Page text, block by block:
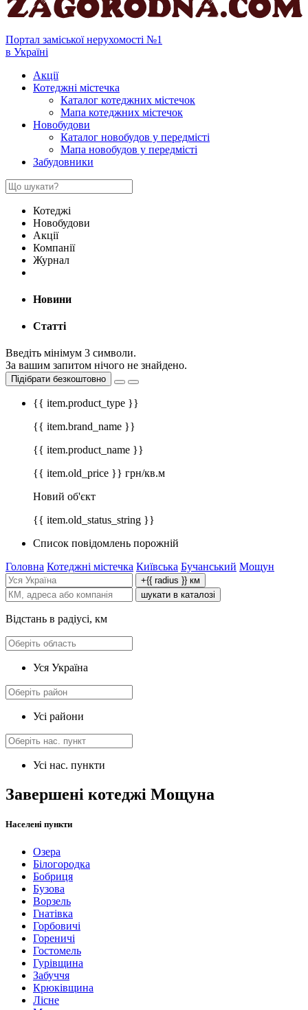
Портал заміської нерухомості №1
в Україні
Акції
Котеджні містечка
Каталог котеджних містечок
Мапа котеджних містечок
Новобудови
Каталог новобудов у передмісті
Мапа новобудов у передмісті
Забудовники
Котеджі
Новобудови
Акції
Компанії
Журнал
Новини
Статті
Введіть мінімум 3 символи.
За вашим запитом нічого не знайдено.
Підібрати безкоштовно
{{ item.product_type }}
{{ item.brand_name }}
{{ item.product_name }}
{{ item.old_price }} грн/кв.м
Новий об'єкт
{{ item.old_status_string }}
Список повідомлень порожній
Головна Котеджні містечка Київська Бучанський Мощун
+{{ radius }} км
шукати в каталозі
Відстань в радіусі, км
Уся Україна
Усі райони
Усі нас. пункти
Завершені котеджі Мощуна
Населені пункти
Озера
Білогородка
Бобриця
Бузова
Ворзель
Гнатівка
Горбовичі
Гореничі
Гостомель
Гурівщина
Забуччя
Крюківщина
Лісне